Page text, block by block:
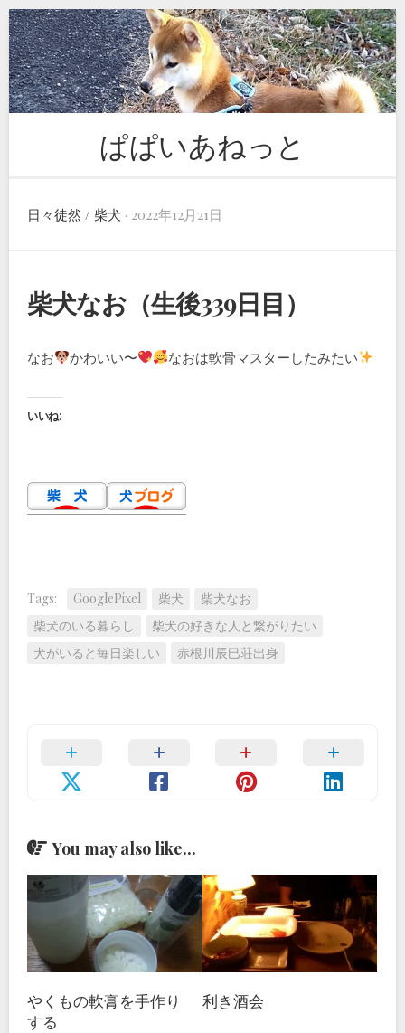
Skip
to
content
ぱぱいあねっと
日々徒然 / 柴犬 · 2022年12月21日
柴犬なお（生後339日目）
なお かわいい〜 なおは軟骨マスターしたみたい
いいね:
Tags: GooglePixel 柴犬
柴犬なお
柴犬のいる暮らし
柴犬の好きな人と繋がりたい
犬がいると毎日楽しい
赤根川辰巳荘出身
You may also like...
やくもの軟膏を手作り
する
利き酒会